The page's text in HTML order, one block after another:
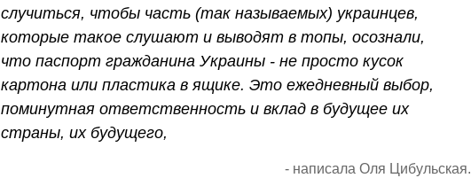
случиться, чтобы часть (так называемых) украинцев,
которые такое слушают и выводят в топы, осознали,
что паспорт гражданина Украины - не просто кусок
картона или пластика в ящике. Это ежедневный выбор,
поминутная ответственность и вклад в будущее их
страны, их будущего,
- написала Оля Цибульская.